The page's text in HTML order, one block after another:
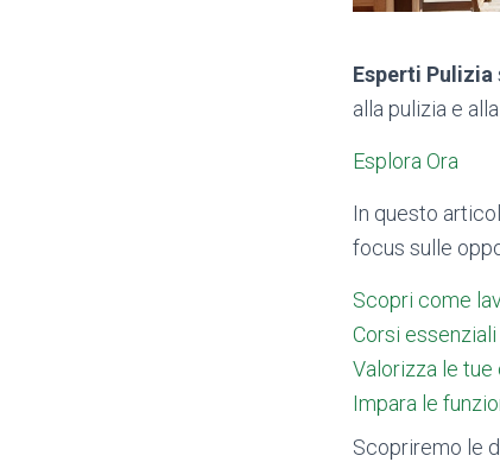
Esperti Pulizia
alla pulizia e
Esplora Ora
In questo
focus sulle
Scopri come
Corsi
Valorizza le
Impara le
Scopriremo le